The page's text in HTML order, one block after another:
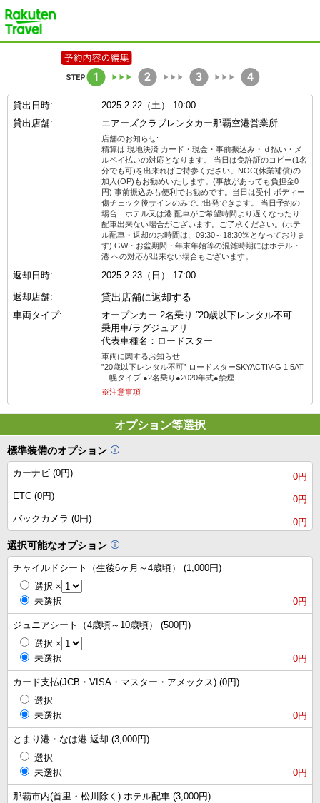
貸出日時:
2025-2-22（土） 10:00
貸出店舗:
エアーズクラブレンタカー那覇空港営業所
店舗のお知らせ:
精算は 現地決済 カード・現金・事前振込み・ｄ払い・メ
ルペイ払いの対応となります。 当日は免許証のコピー(1名
分でも可)を出来ればご持参ください。NOC(休業補償)の
加入(OP)もお勧めいたします。(事故があっても負担金0
円) 事前振込みも便利でお勧めです。当日は受付 ボディー
傷チェック後サインのみでご出発できます。 当日予約の
場合 ホテル又は港 配車がご希望時間より遅くなったり
配車出来ない場合がございます。ご了承ください。(ホテ
ル配車・返却のお時間は、09:30～18:30迄となっておりま
す) GW・お盆期間・年末年始等の混雑時期にはホテル・
港 への対応が出来ない場合もございます。
返却日時:
2025-2-23（日） 17:00
返却店舗:
貸出店舗に返却する
車両タイプ:
オープンカー 2名乗り ”20歳以下レンタル不可
乗用車/ラグジュアリ
代表車種名：ロードスター
車両に関するお知らせ:
”20歳以下レンタル不可” ロードスターSKYACTIV-G 1.5AT
幌タイプ ●2名乗り●2020年式●禁煙
※注意事項
オプション等選択
標準装備のオプション
カーナビ (0円)
0円
ETC (0円)
0円
バックカメラ (0円)
0円
選択可能なオプション
チャイルドシート（生後6ヶ月～4歳頃） (1,000円)
選択 ×
未選択
0円
ジュニアシート（4歳頃～10歳頃） (500円)
選択 ×
未選択
0円
カード支払(JCB・VISA・マスター・アメックス) (0円)
選択
未選択
0円
とまり港・なは港 返却 (3,000円)
選択
未選択
0円
那覇市内(首里・松川除く) ホテル配車 (3,000円)